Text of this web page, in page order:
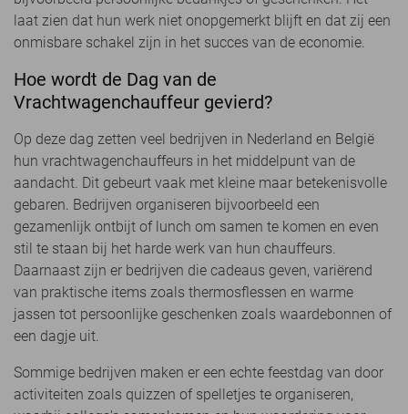
laat zien dat hun werk niet onopgemerkt blijft en dat zij een
onmisbare schakel zijn in het succes van de economie.
Hoe wordt de Dag van de
Vrachtwagenchauffeur gevierd?
Op deze dag zetten veel bedrijven in Nederland en België
hun vrachtwagenchauffeurs in het middelpunt van de
aandacht. Dit gebeurt vaak met kleine maar betekenisvolle
gebaren. Bedrijven organiseren bijvoorbeeld een
gezamenlijk ontbijt of lunch om samen te komen en even
stil te staan bij het harde werk van hun chauffeurs.
Daarnaast zijn er bedrijven die cadeaus geven, variërend
van praktische items zoals thermosflessen en warme
jassen tot persoonlijke geschenken zoals waardebonnen of
een dagje uit.
Sommige bedrijven maken er een echte feestdag van door
activiteiten zoals quizzen of spelletjes te organiseren,